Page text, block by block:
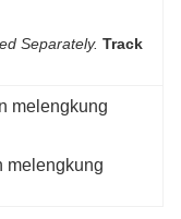
Separately. Track
melengkung
melengkung